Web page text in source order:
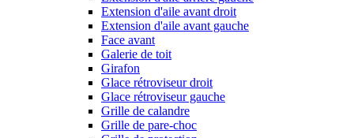
Extension d'aile avant droit
Extension d'aile avant gauche
Face avant
Galerie de toit
Girafon
Glace rétroviseur droit
Glace rétroviseur gauche
Grille de calandre
Grille de pare-choc